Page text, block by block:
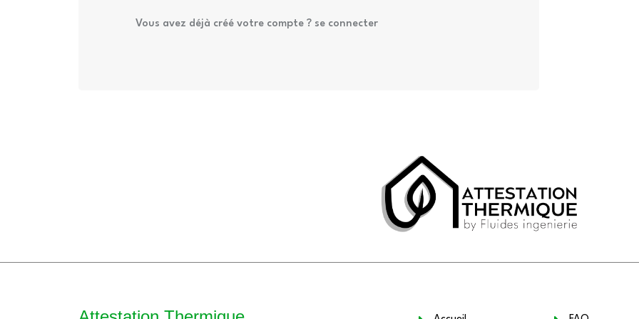
Vous avez déjà créé votre compte ? se connecter